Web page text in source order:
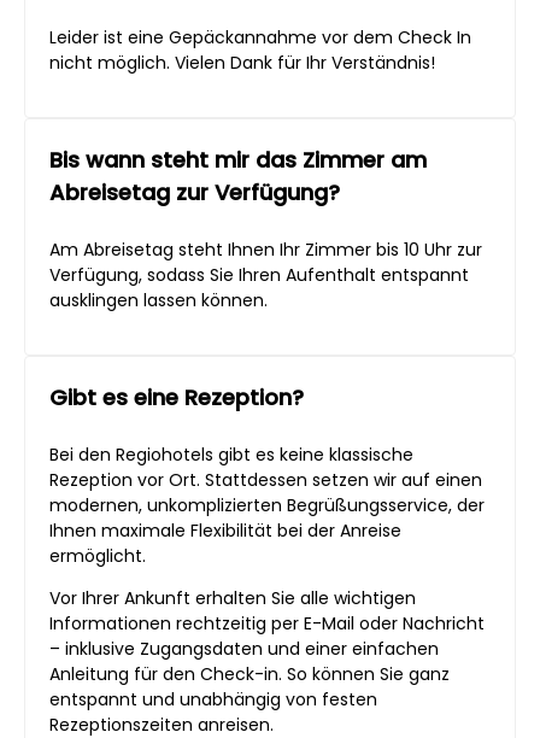
Leider ist eine Gepäckannahme vor dem Check In
nicht möglich. Vielen Dank für Ihr Verständnis!
Bis wann steht mir das Zimmer am
Abreisetag zur Verfügung?
Am Abreisetag steht Ihnen Ihr Zimmer bis 10 Uhr zur
Verfügung, sodass Sie Ihren Aufenthalt entspannt
ausklingen lassen können.
Gibt es eine Rezeption?
Bei den Regiohotels gibt es keine klassische
Rezeption vor Ort. Stattdessen setzen wir auf einen
modernen, unkomplizierten Begrüßungsservice, der
Ihnen maximale Flexibilität bei der Anreise
ermöglicht.
Vor Ihrer Ankunft erhalten Sie alle wichtigen
Informationen rechtzeitig per E-Mail oder Nachricht
– inklusive Zugangsdaten und einer einfachen
Anleitung für den Check-in. So können Sie ganz
entspannt und unabhängig von festen
Rezeptionszeiten anreisen.